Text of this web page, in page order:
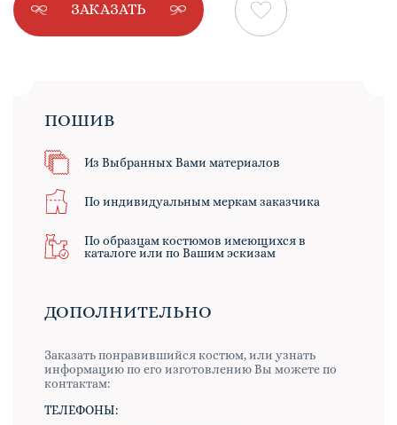
ЗАКАЗАТЬ
ПОШИВ
Из Выбранных Вами материалов
По индивидуальным меркам заказчика
По образцам костюмов имеющихся в
каталоге или по Вашим эскизам
ДОПОЛНИТЕЛЬНО
Заказать понравившийся костюм, или узнать
информацию по его изготовлению Вы можете по
контактам:
ТЕЛЕФОНЫ: